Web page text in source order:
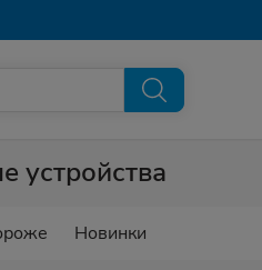
устройства
Новинки